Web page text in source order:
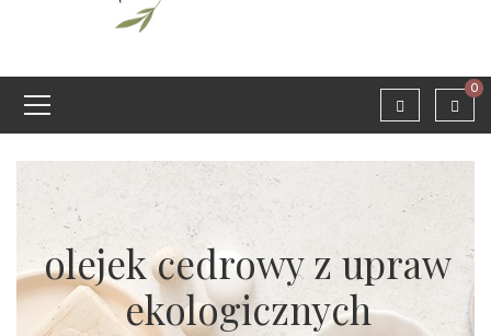
0
olejek cedrowy z upraw
ekologicznych